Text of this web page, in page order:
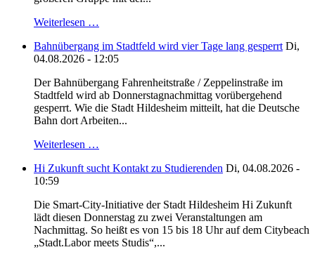
Weiterlesen …
Bahnübergang im Stadtfeld wird vier Tage lang gesperrt Di,
04.08.2026 - 12:05
Der Bahnübergang Fahrenheitstraße / Zeppelinstraße im
Stadtfeld wird ab Donnerstagnachmittag vorübergehend
gesperrt. Wie die Stadt Hildesheim mitteilt, hat die Deutsche
Bahn dort Arbeiten...
Weiterlesen …
Hi Zukunft sucht Kontakt zu Studierenden Di, 04.08.2026 -
10:59
Die Smart-City-Initiative der Stadt Hildesheim Hi Zukunft
lädt diesen Donnerstag zu zwei Veranstaltungen am
Nachmittag. So heißt es von 15 bis 18 Uhr auf dem Citybeach
„Stadt.Labor meets Studis“,...